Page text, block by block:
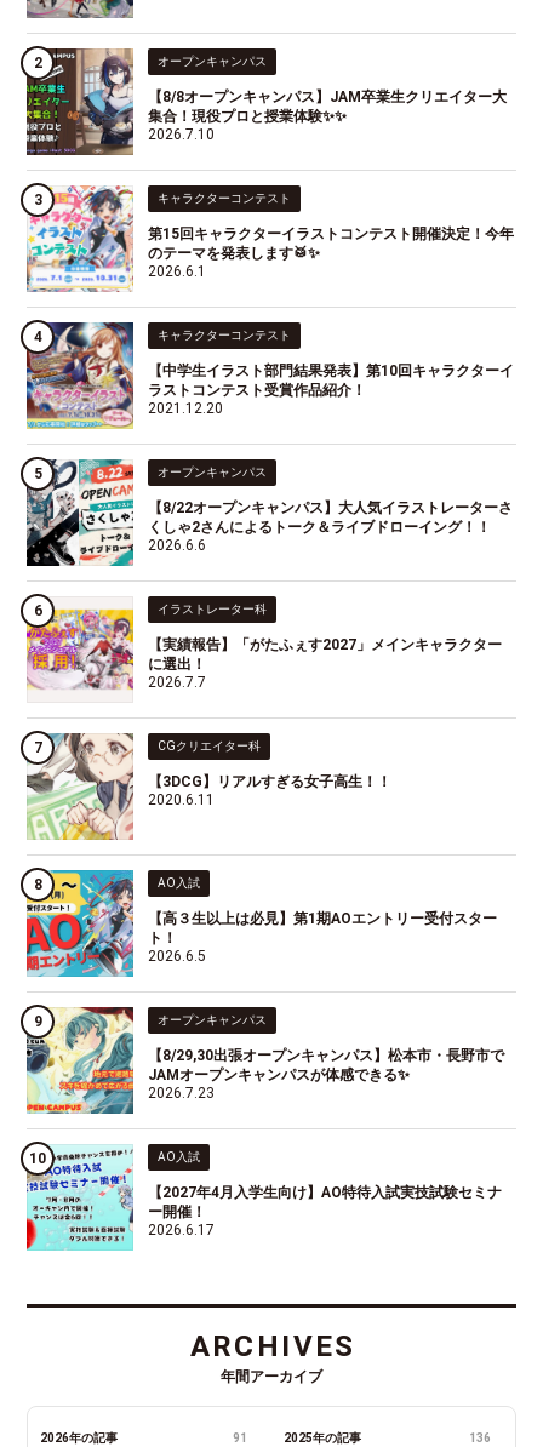
オープンキャンパス
【8/8オープンキャンパス】JAM卒業生クリエイター大
集合！現役プロと授業体験✨✨
2026.7.10
キャラクターコンテスト
第15回キャラクターイラストコンテスト開催決定！今年
のテーマを発表します🥁✨
2026.6.1
キャラクターコンテスト
【中学生イラスト部門結果発表】第10回キャラクターイ
ラストコンテスト受賞作品紹介！
2021.12.20
オープンキャンパス
【8/22オープンキャンパス】大人気イラストレーターさ
くしゃ2さんによるトーク＆ライブドローイング！！
2026.6.6
イラストレーター科
【実績報告】「がたふぇす2027」メインキャラクター
に選出！
2026.7.7
CGクリエイター科
【3DCG】リアルすぎる女子高生！！
2020.6.11
AO入試
【高３生以上は必見】第1期AOエントリー受付スター
ト！
2026.6.5
オープンキャンパス
【8/29,30出張オープンキャンパス】松本市・長野市で
JAMオープンキャンパスが体感できる✨
2026.7.23
AO入試
【2027年4月入学生向け】AO特待入試実技試験セミナ
ー開催！
2026.6.17
ARCHIVES
年間アーカイブ
2026年の記事 91 2025年の記事 136